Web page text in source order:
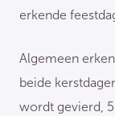
erkende
Algemeen
beide
wordt gevierd,